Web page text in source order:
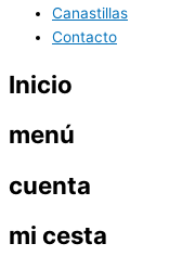
Canastillas
Contacto
Inicio
menú
cuenta
mi cesta